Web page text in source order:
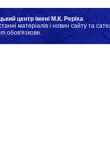
центр імені М.К. Реріха
матеріалів і новин сайту та
обов'язкове.